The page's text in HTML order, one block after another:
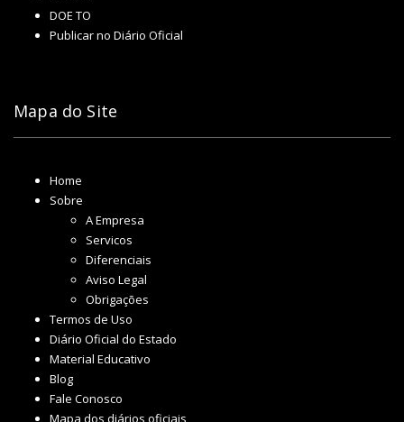
DOE TO
Publicar no Diário Oficial
Mapa do Site
Home
Sobre
A Empresa
Servicos
Diferenciais
Aviso Legal
Obrigações
Termos de Uso
Diário Oficial do Estado
Material Educativo
Blog
Fale Conosco
Mapa dos diários oficiais